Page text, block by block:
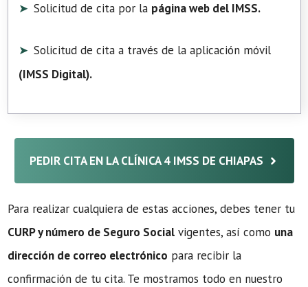
Solicitud de cita por la página web del IMSS.
Solicitud de cita a través de la aplicación móvil
(IMSS Digital).
PEDIR CITA EN LA CLÍNICA 4 IMSS DE CHIAPAS
Para realizar cualquiera de estas acciones, debes tener tu
CURP y número de Seguro Social vigentes, así como una
dirección de correo electrónico para recibir la
confirmación de tu cita. Te mostramos todo en nuestro